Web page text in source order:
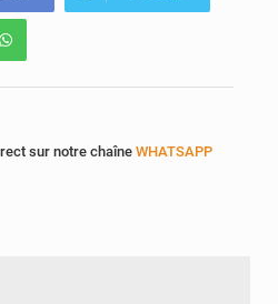
sur notre chaîne WHATSAPP